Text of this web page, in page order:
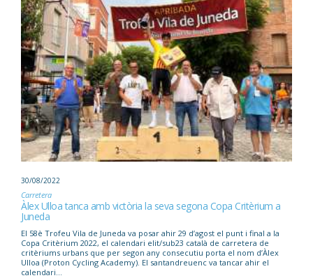
30/08/2022
Carretera
Àlex Ulloa tanca amb victòria la seva segona Copa Critèrium a
Juneda
El 58è Trofeu Vila de Juneda va posar ahir 29 d’agost el punt i final a la
Copa Critèrium 2022, el calendari elit/sub23 català de carretera de
critèriums urbans que per segon any consecutiu porta el nom d’Àlex
Ulloa (Proton Cycling Academy). El santandreuenc va tancar ahir el
calendari...